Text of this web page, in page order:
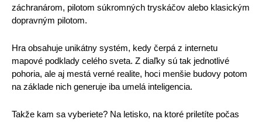
záchranárom, pilotom súkromných tryskáčov alebo klasickým
dopravným pilotom.
Hra obsahuje unikátny systém, kedy čerpá z internetu
mapové podklady celého sveta. Z diaľky sú tak jednotlivé
pohoria, ale aj mestá verné realite, hoci menšie budovy potom
na základe nich generuje iba umelá inteligencia.
Takže kam sa vyberiete? Na letisko, na ktoré priletíte počas